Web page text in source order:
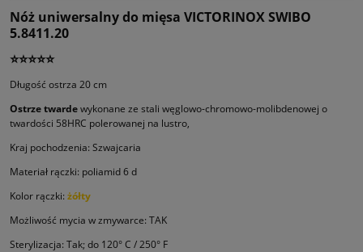
Nóż uniwersalny do mięsa VICTORINOX SWIBO
5.8411.20
⭐⭐⭐⭐⭐
Długość ostrza 20 cm
Ostrze twardewykonane ze stali węglowo-chromowo-molibdenowej o
twardości 58HRC polerowanej na lustro,
Kraj pochodzenia: Szwajcaria
Materiał rączki: poliamid 6 d
Kolor rączki: żółty
Możliwość mycia w zmywarce: TAK
Sterylizacja: Tak; do 120° C / 250° F